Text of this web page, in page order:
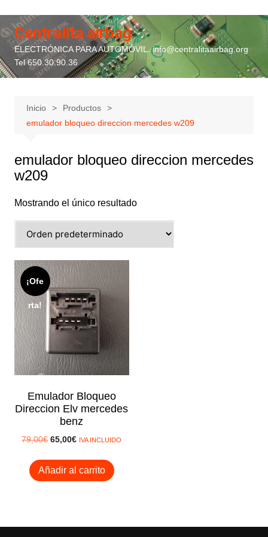
contenido
Centralita airbag
ELECTRÓNICA PARA AUTOMÓVIL. info@centralitaairbag.org
Tel 650.30.90.36
Inicio
Productos
emulador bloqueo direccion mercedes w209
emulador bloqueo direccion mercedes
w209
Mostrando el único resultado
¡Ofe
rta!
Emulador Bloqueo
Direccion Elv mercedes
benz
79,00€ El
original
65,00€El
actual
IVA INCLUIDO
Añadir al carrito